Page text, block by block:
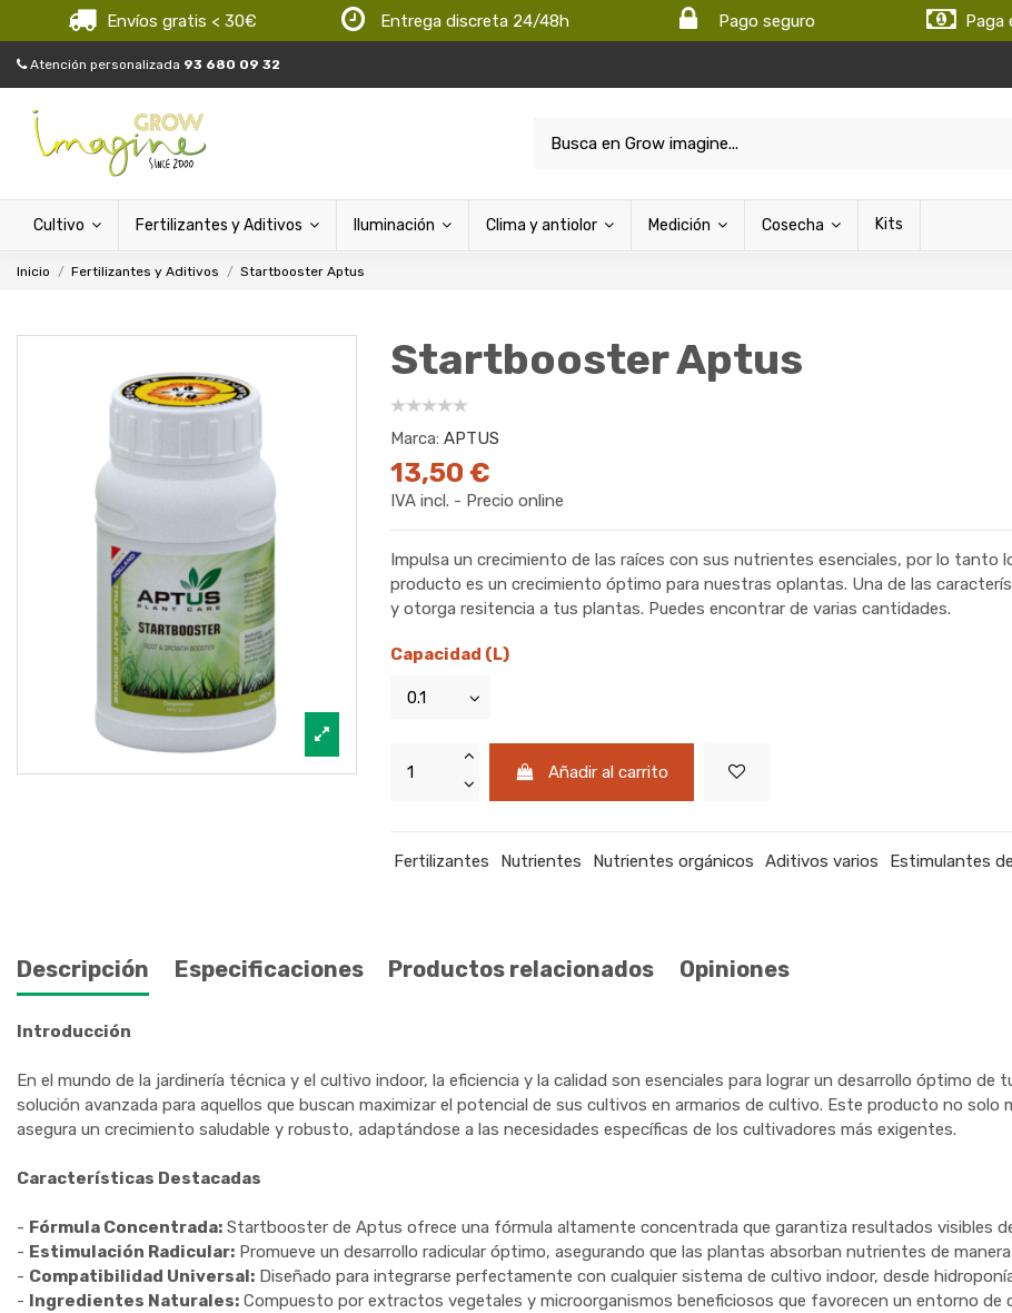
Envíos gratis < 30€ Entrega discreta 24/48h Pago seguro Paga
Atención personalizada 93 680 09 32
Cultivo Fertilizantes y Aditivos Iluminación Clima y antiolor Medición Cosecha Kits
Inicio Fertilizantes y Aditivos Startbooster Aptus
Startbooster Aptus
Marca: APTUS
13,50 €
IVA incl. - Precio online
Impulsa un crecimiento de las raíces con sus nutrientes esenciales, por lo tanto
producto es un crecimiento óptimo para nuestras oplantas. Una de las
y otorga resitencia a tus plantas. Puedes encontrar de varias cantidades.
Capacidad (L)
Añadir al carrito
Fertilizantes Nutrientes Nutrientes orgánicos Aditivos varios Estimulantes
Descripción Especificaciones Productos relacionados Opiniones
Introducción
En el mundo de la jardinería técnica y el cultivo indoor, la eficiencia y la calidad son esenciales para lograr un desarrollo óptimo
solución avanzada para aquellos que buscan maximizar el potencial de sus cultivos en armarios de cultivo. Este producto no
asegura un crecimiento saludable y robusto, adaptándose a las necesidades específicas de los cultivadores más exigentes.
Características Destacadas
- Fórmula Concentrada: Startbooster de Aptus ofrece una fórmula altamente concentrada que garantiza resultados visibles
- Estimulación Radicular: Promueve un desarrollo radicular óptimo, asegurando que las plantas absorban nutrientes de
- Compatibilidad Universal: Diseñado para integrarse perfectamente con cualquier sistema de cultivo indoor, desde
-
Ingredientes Naturales: Compuesto por extractos vegetales y microorganismos beneficiosos que favorecen un entorno de